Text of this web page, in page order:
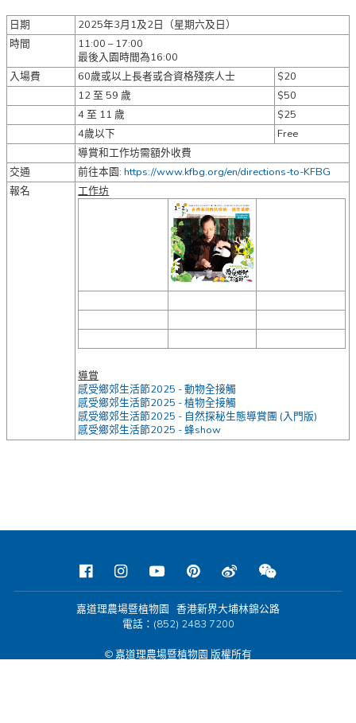
日期
2025年3月1及2日（星期六及日）
時間
11:00 – 17:00
最後入園時間為16:00
入場費
60歲或以上長者或合資格殘疾人士
$20
12 至 59 歲
$50
4 至 11 歲
$25
4歲以下
Free
導賞和工作坊需額外收費
交通
前往本園:https://www.kfbg.org/en/directions-to-KFBG
報名
工作坊
導賞
感受鄉郊生活節2025 - 動物全接觸
感受鄉郊生活節2025 - 植物全接觸
感受鄉郊生活節2025 - 自然探秘生態導賞團 (入門版)
感受鄉郊生活節2025 - 蜂show
嘉道理農場暨植物園 香港新界大埔林錦公路
電話：(852) 2483 7200
© 嘉道理農場暨植物園 版權所有